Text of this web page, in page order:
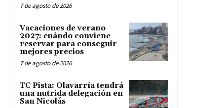
7 de agosto de 2026
Vacaciones de verano
2027: cuándo conviene
reservar para conseguir
mejores precios
7 de agosto de 2026
TC Pista: Olavarría tendrá
una nutrida delegación en
San Nicolás